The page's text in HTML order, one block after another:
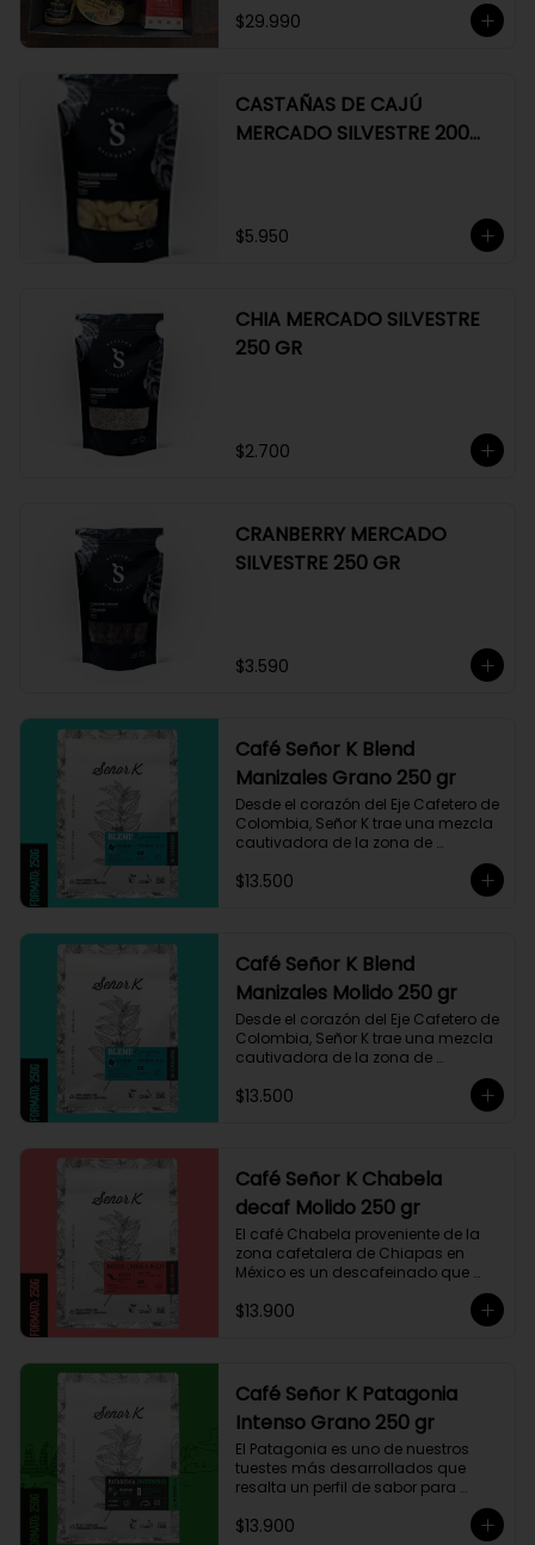
*HENAFF MOUSSE DE CANARD
*NAT CRACKERS PEQUEÑAS
$29.990
CASTAÑAS DE CAJÚ
MERCADO SILVESTRE 200
$5.950
CHIA MERCADO SILVESTRE
250 GR
$2.700
CRANBERRY MERCADO
SILVESTRE 250 GR
$3.590
Café Señor K Blend
Manizales Grano 250 gr
Desde el corazón del Eje Cafetero de
Colombia, Señor K trae una mezcla
cautivadora de la zona de
Manizales, entre 1.800 y 1.950 msnm.
La variedad es Castillo, que ha sido
trazas de chocolate. El tueste medio
permite degustar todos los sabores
complejos de este café
$13.500
Café Señor K Blend
Manizales Molido 250 gr
Desde el corazón del Eje Cafetero de
Colombia, Señor K trae una mezcla
cautivadora de la zona de
Manizales, entre 1.800 y 1.950 msnm.
La variedad es Castillo, que ha sido
trazas de chocolate. El tueste medio
permite degustar todos los sabores
complejos de este café
$13.500
Café Señor K Chabela
decaf Molido 250 gr
El café Chabela proveniente de la
zona cafetalera de Chiapas en
México es un descafeinado que
Este café se siembra cerca de la
fruto de su trabajo en el campo a
su madre, Chabela. Es un típica
descafeinado con agua, con
toques especiados y un cuerpo
cremoso, resaltan notas canela,
chocolate negro y lima, esto le
otorga una puntuación de 83,75. Si
buscas descansar de la cafeína,
esta es una exquisita alternativa
$13.900
Café Señor K Patagonia
Intenso Grano 250 gr
El Patagonia es uno de nuestros
tuestes más desarrollados que
resalta un perfil de sabor para
intenso único y con exquisito
$13.900